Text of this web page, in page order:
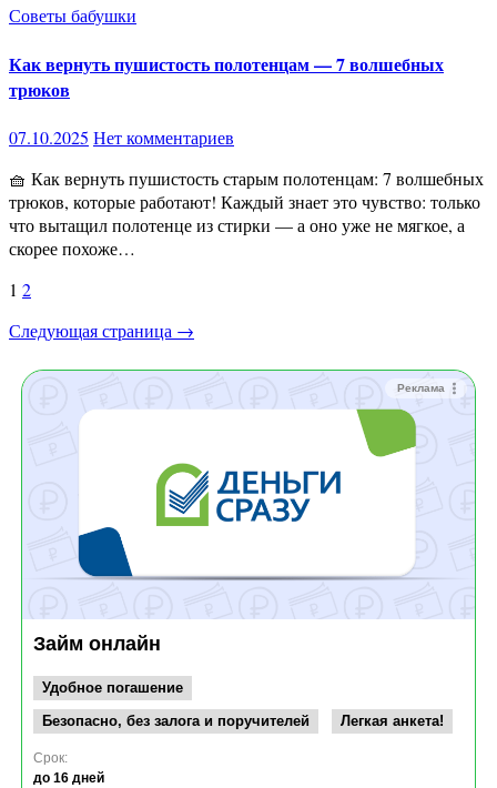
Советы бабушки
Как вернуть пушистость полотенцам — 7 волшебных
трюков
07.10.2025 Нет комментариев
🧺 Как вернуть пушистость старым полотенцам: 7 волшебных
трюков, которые работают! Каждый знает это чувство: только
что вытащил полотенце из стирки — а оно уже не мягкое, а
скорее похоже…
Пагинация
записей
1 2
Следующая страница →
Реклама
Займ онлайн
Удобное погашение
Безопасно, без залога и поручителей
Легкая анкета!
Срок:
до 16 дней